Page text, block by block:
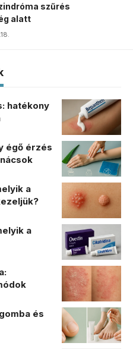
szűrés
alatt
hatékony
égő érzés
a
a
és